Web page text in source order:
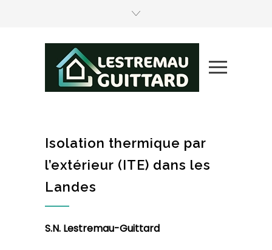
Isolation thermique par
l’extérieur (ITE) dans les
Landes
S.N. Lestremau-Guittard